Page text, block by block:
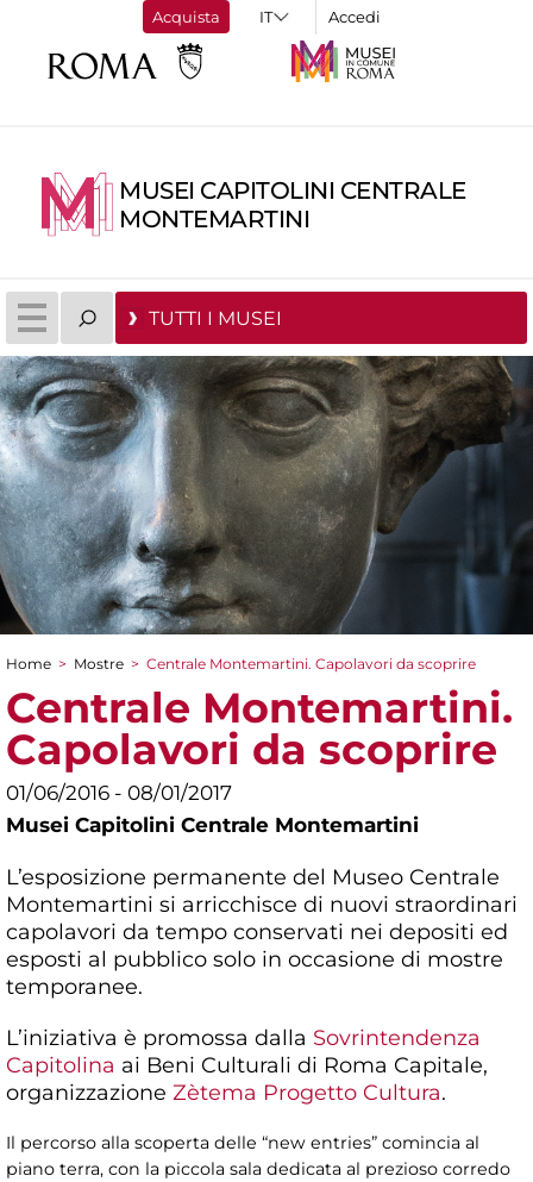
Acquista Accedi
MUSEI CAPITOLINI CENTRALE
MONTEMARTINI
TUTTI I MUSEI
Tu sei qui
Home > Mostre > Centrale Montemartini. Capolavori da scoprire
Centrale Montemartini.
Capolavori da scoprire
01/06/2016 - 08/01/2017
Musei Capitolini Centrale Montemartini
L’esposizione permanente del Museo Centrale
Montemartini si arricchisce di nuovi straordinari
capolavori da tempo conservati nei depositi ed
esposti al pubblico solo in occasione di mostre
temporanee.
L’iniziativa è promossa dalla Sovrintendenza
Capitolina ai Beni Culturali di Roma Capitale,
organizzazione Zètema Progetto Cultura.
Il percorso alla scoperta delle “new entries” comincia al
piano terra, con la piccola sala dedicata al prezioso corredo